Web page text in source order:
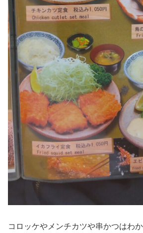
コロッケやメンチカツや串かつはわ